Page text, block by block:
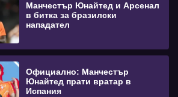
Манчестър Юнайтед и Арсенал
в битка за бразилски
нападател
Официално: Манчестър
Юнайтед прати вратар в
Испания